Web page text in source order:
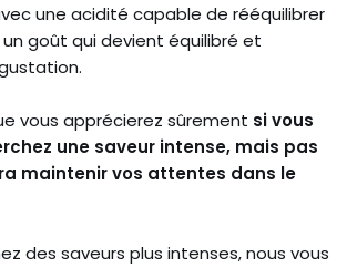
une acidité capable de rééquilibrer
goût qui devient équilibré et
vous apprécierez sûrement si vous
une saveur intense, mais pas
maintenir vos attentes dans le
des saveurs plus intenses, nous vous